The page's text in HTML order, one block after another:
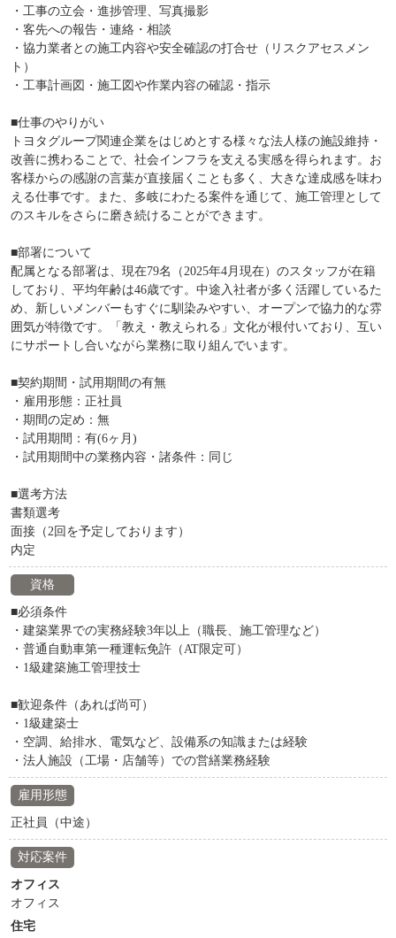
・工事の立会・進捗管理、写真撮影
・客先への報告・連絡・相談
・協力業者との施工内容や安全確認の打合せ（リスクアセスメン
ト）
・工事計画図・施工図や作業内容の確認・指示
■仕事のやりがい
トヨタグループ関連企業をはじめとする様々な法人様の施設維持・
改善に携わることで、社会インフラを支える実感を得られます。お
客様からの感謝の言葉が直接届くことも多く、大きな達成感を味わ
える仕事です。また、多岐にわたる案件を通じて、施工管理として
のスキルをさらに磨き続けることができます。
■部署について
配属となる部署は、現在79名（2025年4月現在）のスタッフが在籍
しており、平均年齢は46歳です。中途入社者が多く活躍しているた
め、新しいメンバーもすぐに馴染みやすい、オープンで協力的な雰
囲気が特徴です。「教え・教えられる」文化が根付いており、互い
にサポートし合いながら業務に取り組んでいます。
■契約期間・試用期間の有無
・雇用形態：正社員
・期間の定め：無
・試用期間：有(6ヶ月)
・試用期間中の業務内容・諸条件：同じ
■選考方法
書類選考
面接（2回を予定しております）
内定
資格
■必須条件
・建築業界での実務経験3年以上（職長、施工管理など）
・普通自動車第一種運転免許（AT限定可）
・1級建築施工管理技士
■歓迎条件（あれば尚可）
・1級建築士
・空調、給排水、電気など、設備系の知識または経験
・法人施設（工場・店舗等）での営繕業務経験
雇用形態
正社員（中途）
対応案件
オフィス
オフィス
住宅